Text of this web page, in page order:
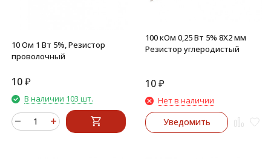
10 Ом 1 Вт 5%, Резистор
проволочный
10₽
В наличии 103 шт.
100 кОм 0,25 Вт 5% 8X2 мм
Резистор углеродистый
10₽
Нет в наличии
Уведомить